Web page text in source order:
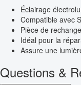
Éclairage
Compatible avec
Pièce de
Idéal pour la
Assure une
Questions &